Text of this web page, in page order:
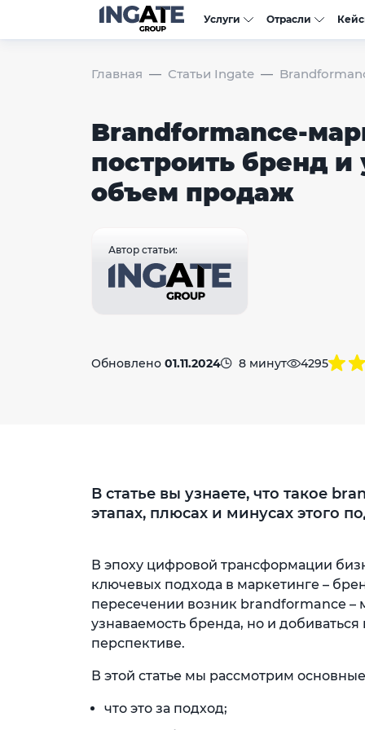
Услуги Отрасли
Главная Статьи Ingate
Brandformance-
построить бренд и
объем продаж
Автор статьи:
Обновлено 01.11.2024 8 минут 4295
В статье вы узнаете, что такое
этапах, плюсах и минусах этого
В эпоху цифровой трансформации
ключевых подхода в маркетинге –
пересечении возник brandformance –
узнаваемость бренда, но и
перспективе.
В этой статье мы рассмотрим
что это за подход;